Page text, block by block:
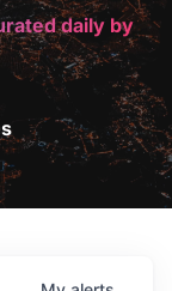
daily by